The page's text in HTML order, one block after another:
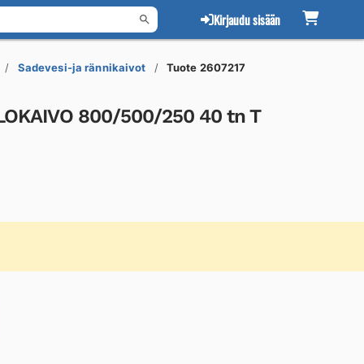
Kirjaudu sisään
Sadevesi-ja rännikaivot Tuote 2607217
800/500/250 40 tn T